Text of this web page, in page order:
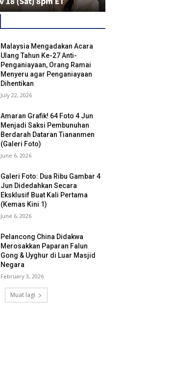
Malaysia Mengadakan Acara
Ulang Tahun Ke-27 Anti-
Penganiayaan, Orang Ramai
Menyeru agar Penganiayaan
Dihentikan
July 22, 2026
Amaran Grafik! 64 Foto 4 Jun
Menjadi Saksi Pembunuhan
Berdarah Dataran Tiananmen
(Galeri Foto)
June 6, 2026
Galeri Foto: Dua Ribu Gambar 4
Jun Didedahkan Secara
Eksklusif Buat Kali Pertama
(Kemas Kini 1)
June 6, 2026
Pelancong China Didakwa
Merosakkan Paparan Falun
Gong & Uyghur di Luar Masjid
Negara
February 3, 2026
Muat lagi